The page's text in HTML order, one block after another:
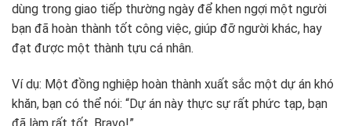
dùng trong giao tiếp thường ngày để khen ngợi một người
bạn đã hoàn thành tốt công việc, giúp đỡ người khác, hay
đạt được một thành tựu cá nhân.
Ví dụ: Một đồng nghiệp hoàn thành xuất sắc một dự án khó
khăn, bạn có thể nói: “Dự án này thực sự rất phức tạp, bạn